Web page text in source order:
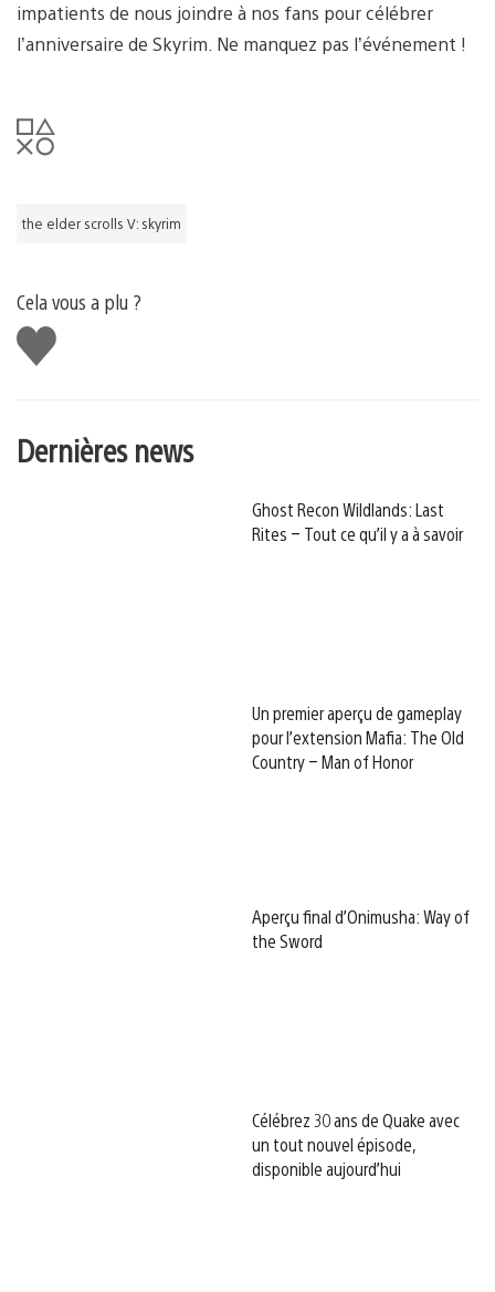
impatients de nous joindre à nos fans pour célébrer
l’anniversaire de Skyrim. Ne manquez pas l’événement !
the elder scrolls V: skyrim
Cela vous a plu ?
J'aime
Dernières news
Ghost Recon Wildlands: Last
Rites – Tout ce qu’il y a à savoir
Un premier aperçu de gameplay
pour l’extension Mafia: The Old
Country – Man of Honor
Aperçu final d’Onimusha: Way of
the Sword
Célébrez 30 ans de Quake avec
un tout nouvel épisode,
disponible aujourd’hui